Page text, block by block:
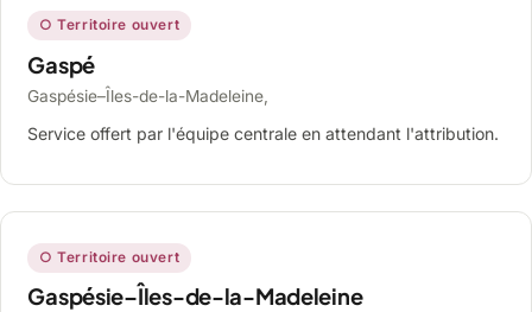
○ Territoire ouvert
Gaspé
Gaspésie–Îles-de-la-Madeleine,
Service offert par l'équipe centrale en attendant l'attribution.
○ Territoire ouvert
Gaspésie–Îles-de-la-Madeleine